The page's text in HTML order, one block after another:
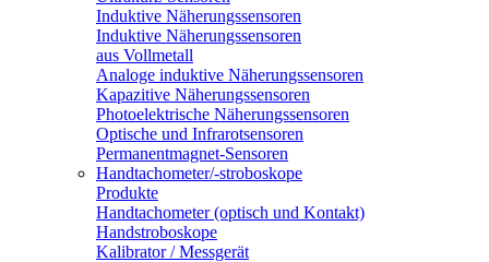
Induktive Näherungssensoren
Induktive Näherungssensoren
aus Vollmetall
Analoge induktive Näherungssensoren
Kapazitive Näherungssensoren
Photoelektrische Näherungssensoren
Optische und Infrarotsensoren
Permanentmagnet-Sensoren
Handtachometer/-stroboskope
Produkte
Handtachometer (optisch und Kontakt)
Handstroboskope
Kalibrator / Messgerät